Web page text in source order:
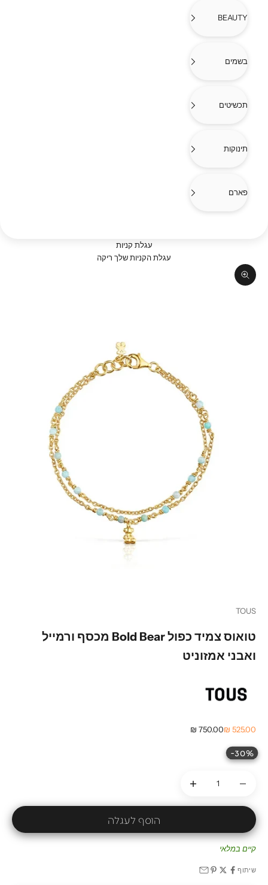
BEAUTY
בשמים
תכשיטים
תינוקות
פארם
עגלת קניות
עגלת הקניות שלך ריקה
תקריב
TOUS
טואוס צמיד כפול Bold Bear מכסף ורמייל
ואבני אמזוניט
מחיר מבצע
525.00 ₪ מחיר רגיל
750.00 ₪
30%-
הוסף לעגלה
קיים במלאי
שיתוף